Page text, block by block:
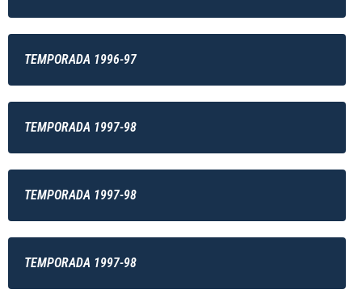
TEMPORADA 1996-97
TEMPORADA 1997-98
TEMPORADA 1997-98
TEMPORADA 1997-98